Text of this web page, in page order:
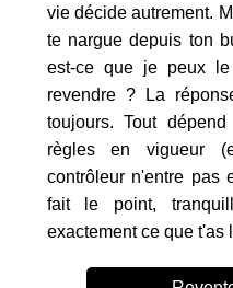
vie décide autrement.
te nargue depuis ton
est-ce que je peux
revendre ? La
toujours. Tout
règles en vigueur
contrôleur n'entre pas
fait le point,
exactement ce que t'as